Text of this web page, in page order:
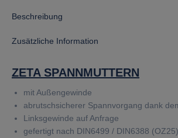
Beschreibung
Zusätzliche Information
ZETA SPANNMUTTERN
mit Außengewinde
abrutschsicherer Spannvorgang dank
Linksgewinde auf Anfrage
gefertigt nach DIN6499 / DIN6388 (OZ25)